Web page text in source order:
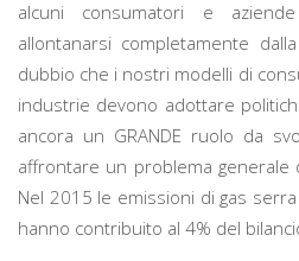
alcuni consumatori e
allontanarsi completamente
dubbio che i nostri modelli di
industrie devono adottare
ancora un GRANDE ruolo da
affrontare un problema generale
Nel 2015 le emissioni di gas
hanno contribuito al 4% del